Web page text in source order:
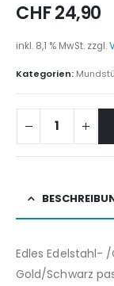
CHF24,90
inkl. 8,1 % MwSt. zzgl.
Kategorien:
Edles Edelstahl-
Gold/Schwarz